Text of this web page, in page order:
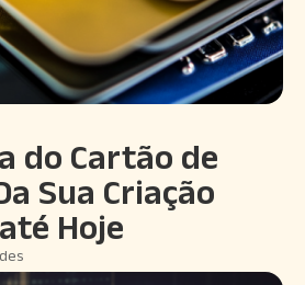
do Cartão de
Sua Criação
Hoje